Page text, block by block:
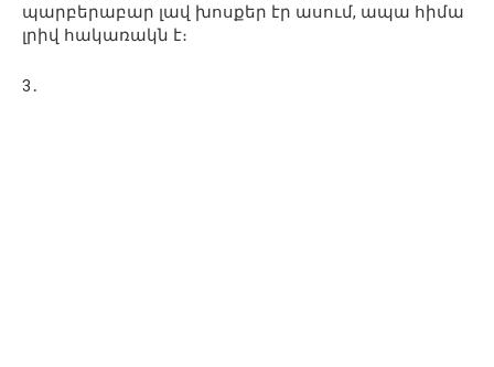
պարբերաբար լավ խոսքեր էր ասում, ապա հիմա
լրիվ հակառակն է։
3․